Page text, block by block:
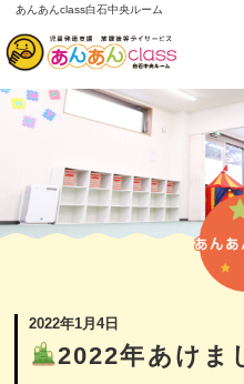
あんあんclass白石中央ルーム
2022年1月4日
2022年あけま